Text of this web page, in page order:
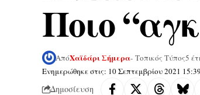
Ποιο
Ενημερώθηκε στις: 10 Σεπτεμβρίου 2021 15:39
ΑπόΧαϊδάρι Σήμερα- Τοπικός Τύπος5
Δημοσίευση